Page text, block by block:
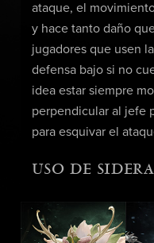
ataque, el
y hace tanto daño
jugadores que usen
defensa bajo si no
idea estar siempre
perpendicular al jefe
para esquivar el
USO DE